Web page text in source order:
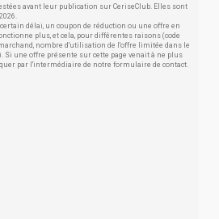
avant leur publication sur CeriseClub. Elles sont
délai, un coupon de réduction ou une offre en
plus, et cela, pour différentes raisons (code
nombre d'utilisation de l'offre limitée dans le
une offre présente sur cette page venait à ne plus
par l'intermédiaire de notre formulaire de contact.